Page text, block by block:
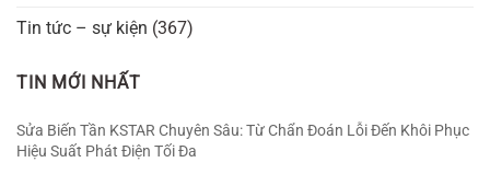
Tin tức – sự kiện (367)
TIN MỚI NHẤT
Sửa Biến Tần KSTAR Chuyên Sâu: Từ Chẩn Đoán Lỗi Đến Khôi Phục
Hiệu Suất Phát Điện Tối Đa